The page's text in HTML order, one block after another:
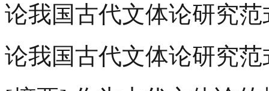
论我国古代文体论研究
论我国古代文体论研究范